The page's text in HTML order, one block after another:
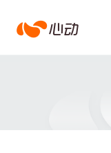
爱搜索结果